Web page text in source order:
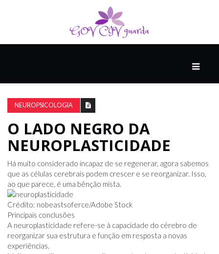
DO
THINK
COMEÇA
COM
UM
ESTRONDO
NEUROPSICOLOGIA
O LADO NEGRO DA
NEUROPLASTICIDADE
Há muito considerado incapaz de se regenerar, agora sabemos
que as células cerebrais podem crescer e se reorganizar. Isso,
ao que parece, é uma bênção mista.
Crédito: nobeastsoferce/Adobe Stock
Principais conclusões
A neuroplasticidade refere-se à capacidade do cérebro de
reorganizar sua estrutura e função em resposta a novas
experiências.